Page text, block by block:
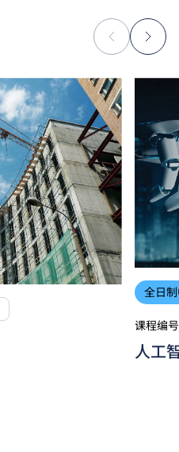
全日
课程编
人工